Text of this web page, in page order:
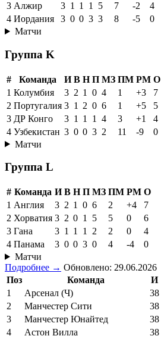
3 Алжир 3 1 1 1 5 7 -2
4
4 Иордания 3 0 0 3 3 8 -5
0
Матчи
Группа K
# Команда И В Н П МЗ ПМ РМ О
1 Колумбия 3 2 1 0 4 1 +3
7
2 Португалия 3 1 2 0 6 1 +5
5
3 ДР Конго 3 1 1 1 4 3 +1
4
4 Узбекистан 3 0 0 3 2 11 -9
0
Матчи
Группа L
# Команда И В Н П МЗ ПМ РМ О
1 Англия 3 2 1 0 6 2 +4
7
2 Хорватия 3 2 0 1 5 5 0
6
3 Гана 3 1 1 1 2 2 0
4
4 Панама 3 0 0 3 0 4 -4
0
Матчи
Подробнее → Обновлено: 29.06.2026
Поз
Команда И
1
Арсенал (Ч) 38
2
Манчестер Сити 38
3
Манчестер Юнайтед 38
4
Астон Вилла 38